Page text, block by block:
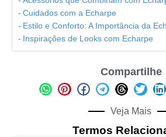
Cuidados com a Echarpe
Estilo e Conforto: A Importância da
Inspirações de Looks com Echarpe
Compartilhe
Veja Mais
Termos